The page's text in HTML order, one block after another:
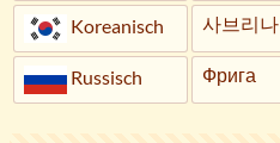
Koreanisch 사브리나
Russisch Фрига